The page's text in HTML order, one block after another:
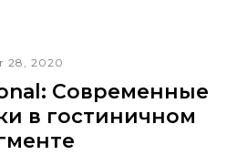
28, 2020
Современные
в гостиничном